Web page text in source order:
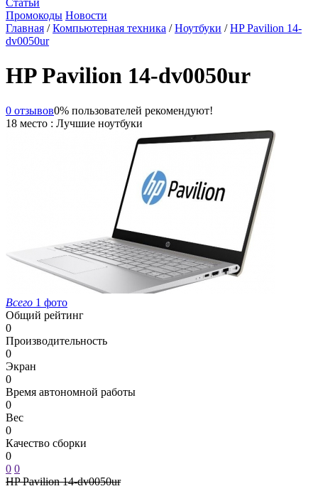
Статьи
Промокоды Новости
Главная /Компьютерная техника /Ноутбуки /HP Pavilion 14-
dv0050ur
HP Pavilion 14-dv0050ur
0 отзывов0% пользователей рекомендуют!
18 место : Лучшие ноутбуки
Всего 1 фото
Общий рейтинг
0
Производительность
0
Экран
0
Время автономной работы
0
Вес
0
Качество сборки
0
0 0
HP Pavilion 14-dv0050ur